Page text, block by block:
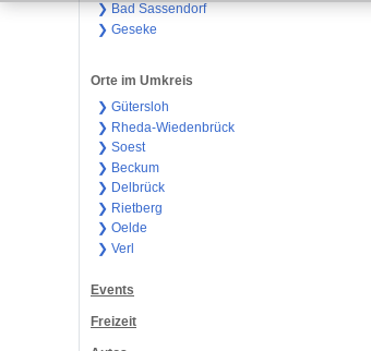
❯ Bad Sassendorf
❯ Geseke
Orte im Umkreis
❯ Gütersloh
❯ Rheda-Wiedenbrück
❯ Soest
❯ Beckum
❯ Delbrück
❯ Rietberg
❯ Oelde
❯ Verl
Events
Freizeit